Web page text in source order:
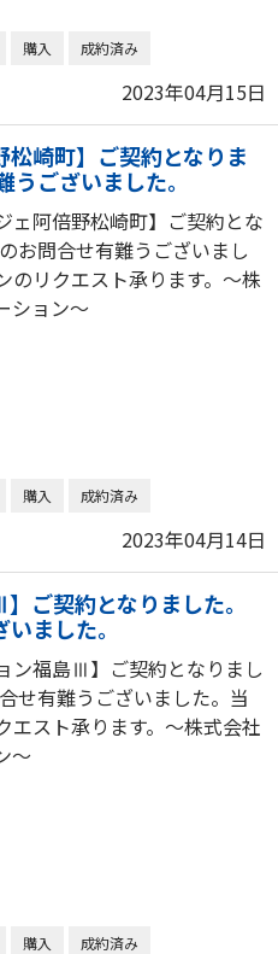
購入 成約済み
2023年04月15日
松崎町】ご契約となりま
うございました。
ェ阿倍野松崎町】ご契約とな
お問合せ有難うございまし
のリクエスト承ります。～株
ション～
購入 成約済み
2023年04月14日
ご契約となりました。
ました。
ン福島Ⅲ】ご契約となりまし
せ有難うございました。当
エスト承ります。～株式会社
～
購入 成約済み